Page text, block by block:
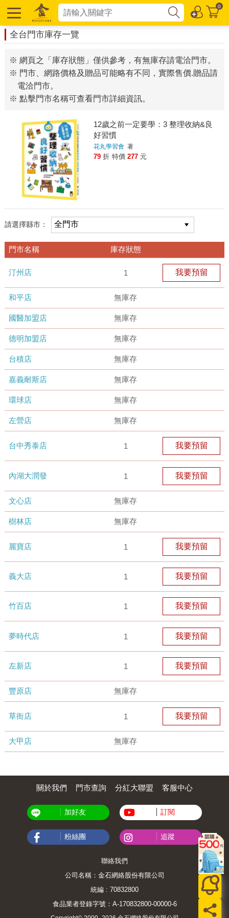
0
全台門市庫存一覽
※ 網頁之「庫存狀態」僅供參考，有無庫存請電洽門市。
※ 門市、網路價格及贈品可能略有不同，實際售價.贈品請
電洽門市。
※ 點擊門市名稱可查看門市詳細資訊。
12歲之前一定要學：3 整理收納&良
好習慣
花丸學習會 著
79 折 特價 277 元
請選擇縣市：
門市名稱 庫存狀態
汀州店 1 我要預留
和平店 無庫存
國醫加盟店 無庫存
德明加盟店 無庫存
台積店 無庫存
嘉義耐斯店 無庫存
環球店 無庫存
左營店 無庫存
台中秀泰店 1 我要預留
內湖大潤發 1 我要預留
文心店 無庫存
樹林店 無庫存
麗寶店 1 我要預留
義大店 1 我要預留
竹百店 1 我要預留
夢時代店 1 我要預留
左新店 1 我要預留
豐原店 無庫存
草衙店 1 我要預留
大甲店 無庫存
關於我們 門市查詢 分紅大聯盟 客服中心
加好友 訂閱
粉絲團 追蹤
聯絡我們
公司名稱：金石網絡股份有限公司
統編 : 70832800
食品業者登錄字號：A-170832800-00000-6